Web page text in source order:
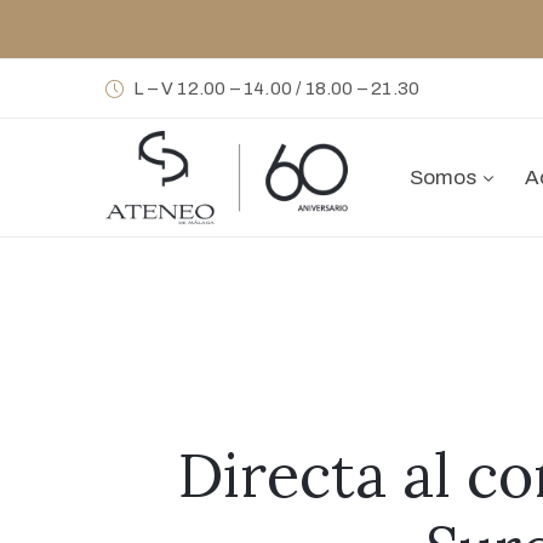
L – V 12.00 – 14.00 / 18.00 – 21.30
Somos
Directa al